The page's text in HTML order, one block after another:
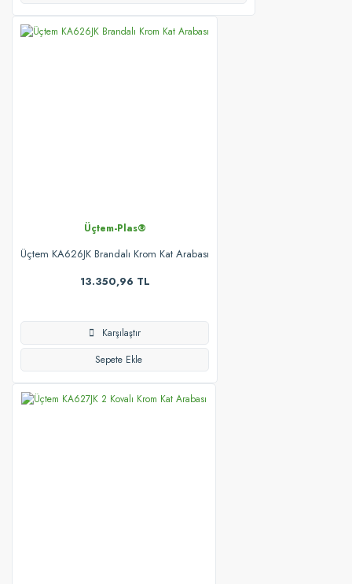
Üçtem-Plas®
Üçtem KA626JK Brandalı Krom Kat Arabası
13.350,96 TL
Karşılaştır
Sepete Ekle